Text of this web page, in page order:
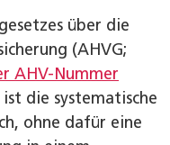
über die
(AHVG;
AHV-Nummer
ist die systematische
ohne dafür eine